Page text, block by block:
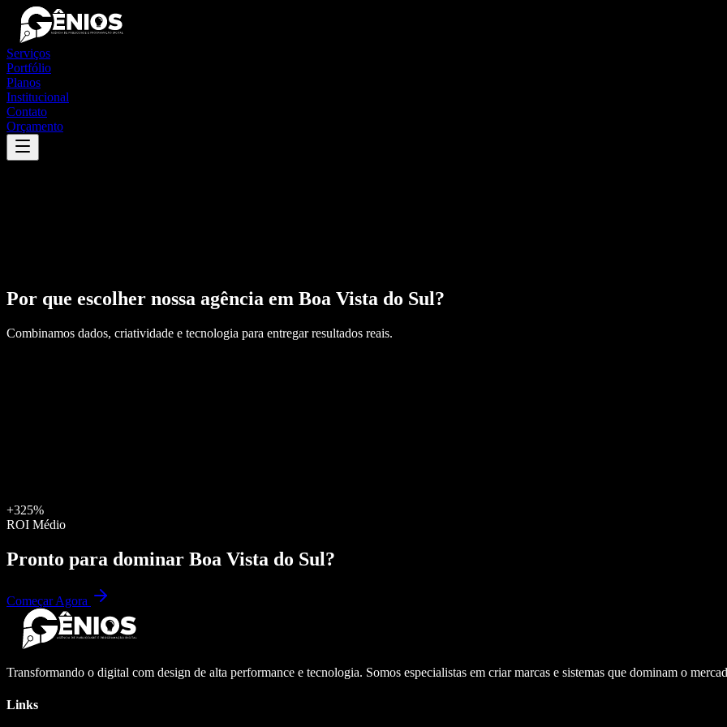
Serviços
Portfólio
Planos
Institucional
Contato
Orçamento
Por que escolher nossa agência em Boa Vista do Sul?
Combinamos dados, criatividade e tecnologia para entregar resultados reais.
+325%
ROI Médio
Pronto para dominar Boa Vista do Sul?
Começar Agora
Transformando o digital com design de alta performance e tecnologia. Somos especialistas em criar marcas e sistemas que dominam o
Links